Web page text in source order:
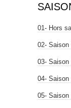
01- Hors
02- Saison
03- Saison
04- Saison
05- Saison